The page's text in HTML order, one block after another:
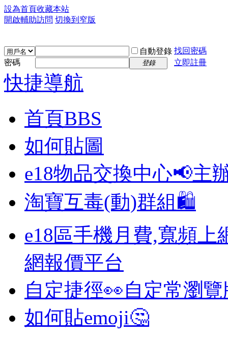
設為首頁收藏本站
開啟輔助訪問 切換到窄版
自動登錄 找回密碼
密碼
登錄 立即註冊
快捷導航
首頁BBS
如何貼圖
e18物品交換中心📢主
淘寶互毒(動)群組🛍️
e18區手機月費,寬頻上
網報價平台
自定捷徑👀自定常瀏
如何貼emoji🤔